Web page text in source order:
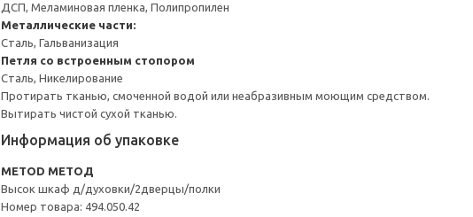
ДСП, Меламиновая пленка, Полипропилен
Металлические части:
Сталь, Гальванизация
Петля со встроенным стопором
Сталь, Никелирование
Протирать тканью, смоченной водой или неабразивным моющим средством.
Вытирать чистой сухой тканью.
Информация об упаковке
METOD МЕТОД
Высок шкаф д/духовки/2дверцы/полки
Номер товара: 494.050.42